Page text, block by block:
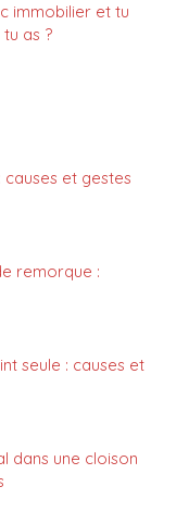
immobilier et tu
as ?
et gestes
remorque :
seule : causes et
dans une cloison